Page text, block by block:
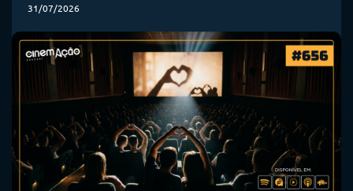
31/07/2026